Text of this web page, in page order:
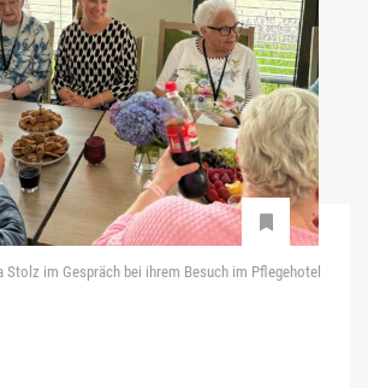
im Gespräch bei ihrem Besuch im Pflegehotel